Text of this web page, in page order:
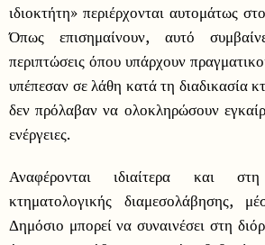
ιδιοκτήτη» περιέρχονται αυτομάτως
Όπως επισημαίνουν, αυτό
περιπτώσεις όπου υπάρχουν
υπέπεσαν σε λάθη κατά τη διαδικασία
δεν πρόλαβαν να ολοκληρώσουν
ενέργειες.
Αναφέρονται ιδιαίτερα και
κτηματολογικής διαμεσολάβησης,
Δημόσιο μπορεί να συναινέσει στη